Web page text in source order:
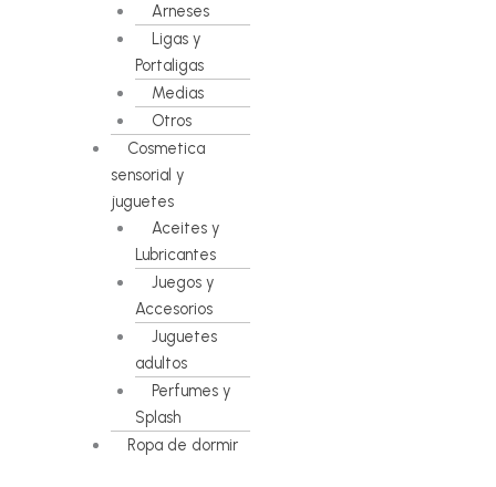
Arneses
Ligas y
Portaligas
Medias
Otros
Cosmetica
sensorial y
juguetes
Aceites y
Lubricantes
Juegos y
Accesorios
Juguetes
adultos
Perfumes y
Splash
Ropa de dormir